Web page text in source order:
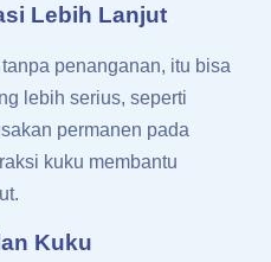
Lebih Lanjut
penanganan, itu bisa
lebih serius, seperti
permanen pada
kuku membantu
Kuku